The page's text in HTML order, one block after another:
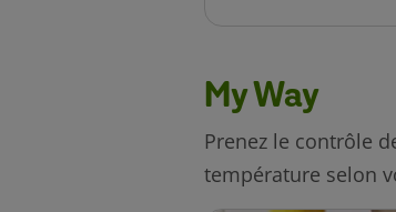
My Way
Prenez le contrôle
température selon